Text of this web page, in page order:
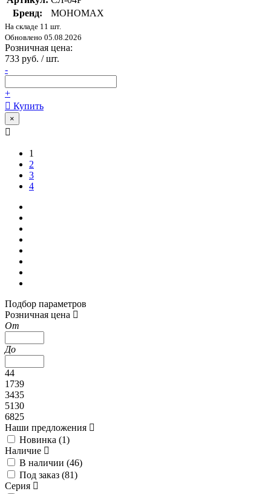
Бренд:
МОНОМАХ
На складе 11 шт.
Обновлено 05.08.2026
Розничная цена:
733 руб. / шт.
-
+
Купить
×
1
2
3
4
Подбор параметров
Розничная цена
От
До
44
1739
3435
5130
6825
Наши предложения
Новинка (1)
Наличие
В наличии (46)
Под заказ (81)
Серия